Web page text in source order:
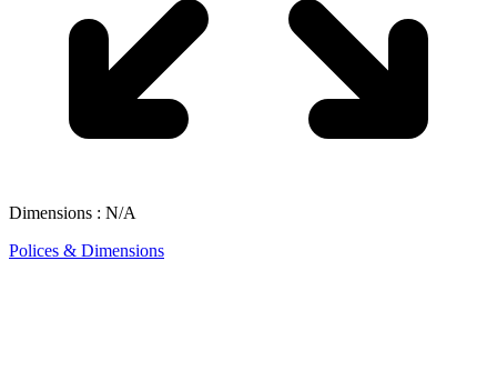
Dimensions : N/A
Polices & Dimensions